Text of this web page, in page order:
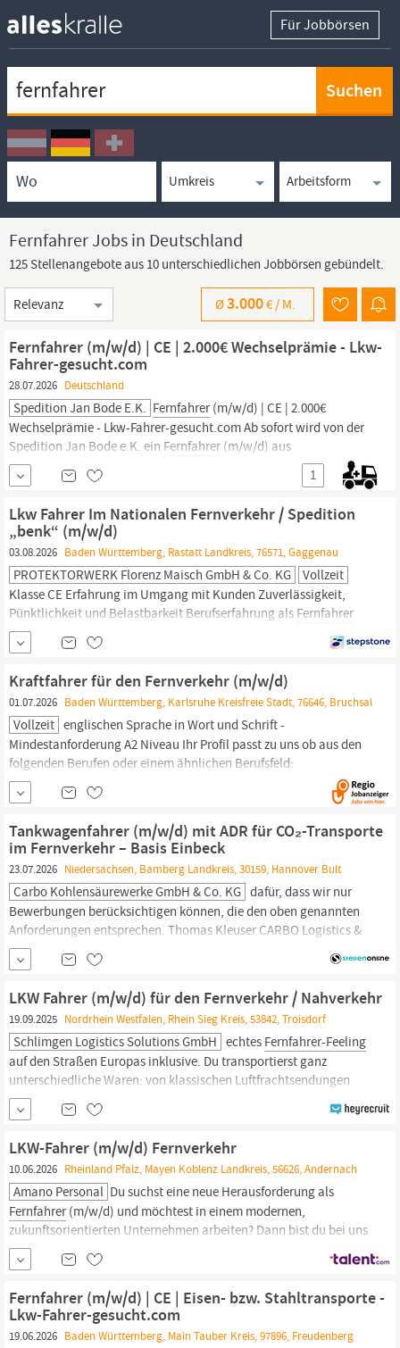
Für Jobbörsen
Ortssuche
Umkreissuche
Arbeitsform
Fernfahrer Jobs in Deutschland
125 Stellenangebote aus 10 unterschiedlichen Jobbörsen gebündelt.
Sortierung
Ø3.000€ / M.
Fernfahrer (m/w/d) | CE | 2.000€ Wechselprämie - Lkw-
Fahrer-gesucht.com
28.07.2026 Deutschland
Spedition Jan Bode E.K. Fernfahrer(m/w/d) | CE | 2.000€
Wechselprämie - Lkw-Fahrer-gesucht.com Ab sofort wird von der
Spedition Jan Bode e.K. ein Fernfahrer (m/w/d) aus
Niedersachsen und Umgebung gesucht. Starte bei Hamburgs #1
Logistiker und sichere dir 2.000€ Wechselprämie! In einer Minute
bewerben --> https:/lkw-fahrer-gesucht.comalleskralle/
Spedition...
1
Lkw Fahrer Im Nationalen Fernverkehr / Spedition
„benk“ (m/w/d)
03.08.2026 Baden Württemberg, Rastatt Landkreis, 76571, Gaggenau
PROTEKTORWERK Florenz Maisch GmbH & Co. KG
Vollzeit
Klasse CE Erfahrung im Umgang mit Kunden Zuverlässigkeit,
Pünktlichkeit und Belastbarkeit Berufserfahrung als Fernfahrer
von Vorteil Ein kollegiales und professionelles Umfeld mit großem
Gestaltungsspielraum und vielfältigen persönlichen Entfaltungs-
und Entwicklungsmöglichkeiten Langfristige Perspektiven und
Werteverständnis in einem erfolgreichen
Kraftfahrer für den Fernverkehr (m/w/d)
01.07.2026 Baden Württemberg, Karlsruhe Kreisfreie Stadt, 76646, Bruchsal
Vollzeit englischen Sprache in Wort und Schrift -
Mindestanforderung A2 Niveau Ihr Profil passt zu uns ob aus den
folgenden Berufen oder einem ähnlichen Berufsfeld:
Berufskraftfahrer (m/w/d) - Fernverkehr LKW-Fahrer (m/w/d) -
nationaler/internationaler Fernverkehr
Kraftfahrer (m/w/d) für den Güterfernverkehr Logistikfahrer
(m/w/d)
Tankwagenfahrer (m/w/d) mit ADR für CO₂-Transporte
im Fernverkehr – Basis Einbeck
23.07.2026 Niedersachsen, Bamberg Landkreis, 30159, Hannover Bult
Carbo Kohlensäurewerke GmbH & Co. KG dafür, dass wir nur
Bewerbungen berücksichtigen können, die den oben genannten
Anforderungen entsprechen. Thomas Kleuser CARBO Logistics &
Services GmbH & Co. KG Jetzt bewerben
Berufskraftfahrer,Tankwagen,ADR,Gefahrgut,Einbeck,Montag bis
Freitag,Tankzug,Gase,Module 95,
Fernfahrer,Norddeutschland
LKW Fahrer (m/w/d) für den Fernverkehr / Nahverkehr
19.09.2025 Nordrhein Westfalen, Rhein Sieg Kreis, 53842, Troisdorf
Schlimgen Logistics Solutions GmbH echtes Fernfahrer-Feeling
auf den Straßen Europas inklusive. Du transportierst ganz
unterschiedliche Waren: von klassischen Luftfrachtsendungen
über Handels- und Industriegüter bis hin zu zeitkritischen
Sendungen. Dabei sorgst du dafür, dass Im- und Exporte
zuverlässig und termingerecht ihr Ziel erreichen. Deine Touren
führen dich von unserem Lager aus...
LKW-Fahrer (m/w/d) Fernverkehr
10.06.2026 Rheinland Pfalz, Mayen Koblenz Landkreis, 56626, Andernach
Amano Personal Du suchst eine neue Herausforderung als
Fernfahrer(m/w/d) und möchtest in einem modernen,
zukunftsorientierten Unternehmen arbeiten? Dann bist du bei uns
genau richtig! Verstärke das Team unseres Kunden und
transportiere Schüttgüter sicher und zuverlässig, national und
regional. Wir bieten dir ein angenehmes Arbeitsumfeld und
langfristige Perspektiven....
Fernfahrer (m/w/d) | CE | Eisen- bzw. Stahltransporte -
Lkw-Fahrer-gesucht.com
19.06.2026 Baden Württemberg, Main Tauber Kreis, 97896, Freudenberg